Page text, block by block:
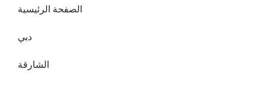
الصفحة الرئيسية
دبي
الشارقة